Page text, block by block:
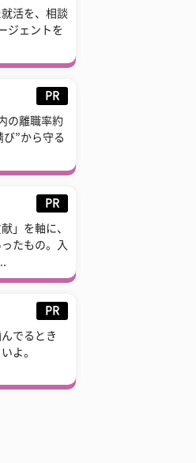
活を、相談
ジェントを
PR
の離職率約
”から守る
PR
」を軸に、
たもの。入
PR
でるとき
よ。